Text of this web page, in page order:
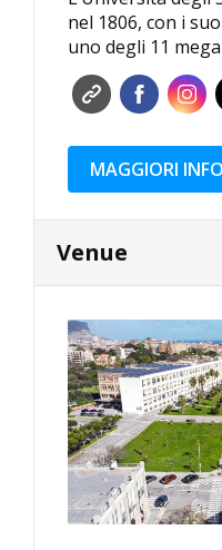
nel 1806, con i
uno degli 11
MAGGIORI
Venue